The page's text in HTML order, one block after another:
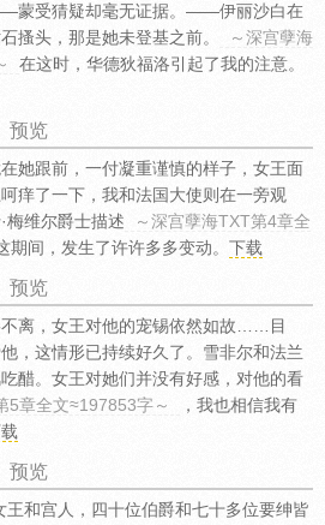
蒙受猜疑却毫无证据。——伊丽沙白在
搔头，那是她未登基之前。
～深宫孽海
在这时，华德狄福洛引起了我的注意。
预览
她跟前，一付凝重谨慎的样子，女王面
痒了一下，我和法国大使则在一旁观
维尔爵士描述
～深宫孽海TXT第4章全
期间，发生了许许多多变动。 下载
预览
离，女王对他的宠锡依然如故……目
，这情形已持续好久了。雪非尔和法兰
醋。女王对她们并没有好感，对他的看
5章全文≈197853字～
，我也相信我有
预览
王和宫人，四十位伯爵和七十多位要绅皆